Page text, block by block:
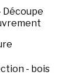
Découpe
- bois